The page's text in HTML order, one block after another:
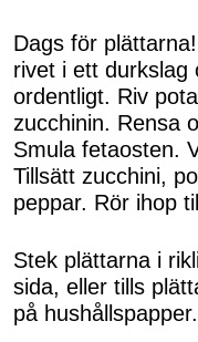
Dags för
rivet i ett durkslag
ordentligt. Riv
zucchinin. Rensa
Smula fetaosten.
Tillsätt zucchini,
peppar. Rör ihop
Stek plättarna i
sida, eller tills
på hushållspapper.